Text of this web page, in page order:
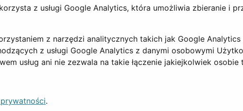
z usługi Google Analytics, która umożliwia zbieranie i
z narzędzi analitycznych takich jak Google
z usługi Google Analytics z danymi osobowymi
usług ani nie zezwala na takie łączenie jakiejkolwiek osobie
.